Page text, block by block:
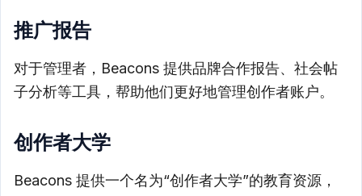
推广报告
对于管理者，Beacons 提供品牌合作报告、社会帖
子分析等工具，帮助他们更好地管理创作者账户。
创作者大学
Beacons 提供一个名为“创作者大学”的教育资源，